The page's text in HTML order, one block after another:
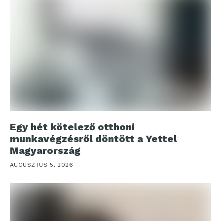
Egy hét kötelező otthoni
munkavégzésről döntött a Yettel
Magyarország
AUGUSZTUS 5, 2026